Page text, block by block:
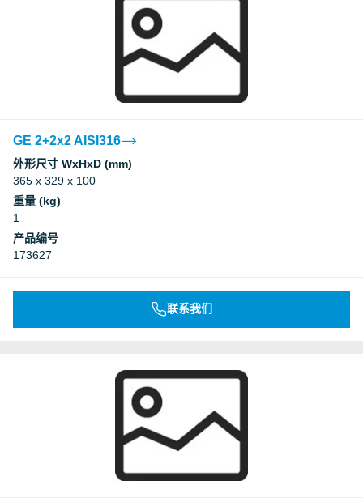
GE 2+2x2 AISI316
外形尺寸 WxHxD (mm)
365 x 329 x 100
重量 (kg)
1
产品编号
173627
联系我们